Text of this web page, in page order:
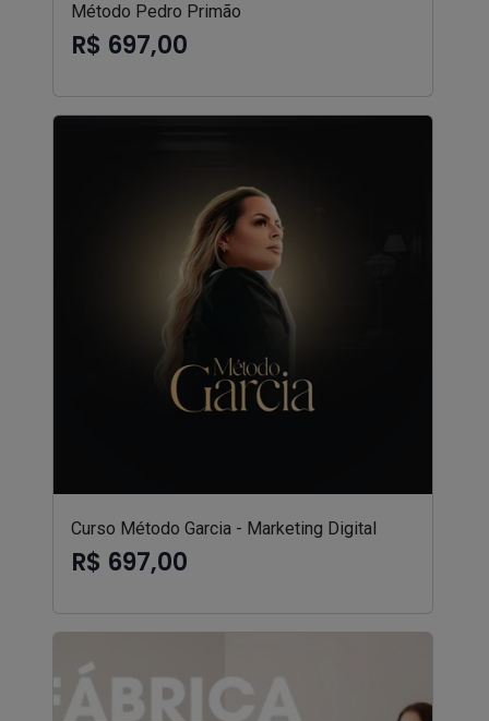
Método Pedro Primão
R$ 697,00
Curso Método Garcia - Marketing Digital
R$ 697,00